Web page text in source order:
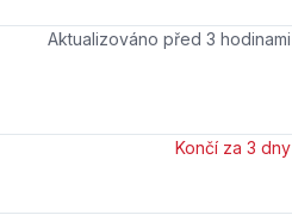
Aktualizováno před 3 hodinami
Končí za 3 dny